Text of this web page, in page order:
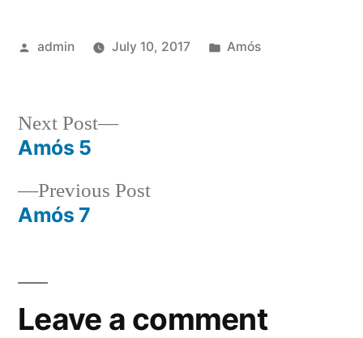
Posted
admin July 10, 2017
Posted
Amós
Post
navigation
Previous PostPrevious
Amós 7
Next Post
Next
Amós 5
Leave a comment